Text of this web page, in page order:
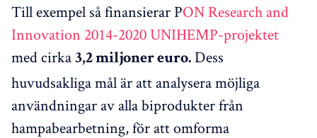
Till exempel så finansierar PON Research and
Innovation 2014-2020UNIHEMP-projektet
med cirka 3,2 miljoner euro. Dess
huvudsakliga mål är att analysera möjliga
användningar av alla biprodukter från
hampabearbetning, för att omforma